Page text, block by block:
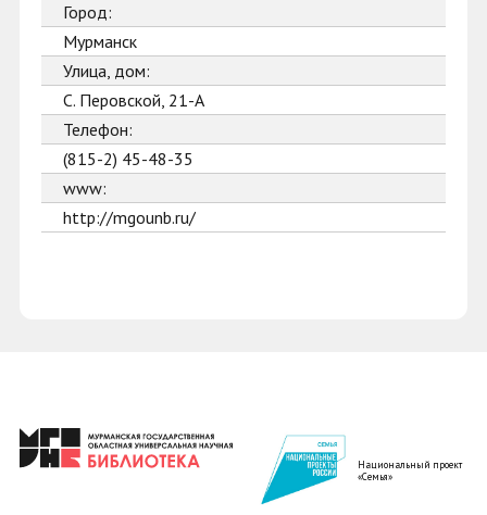
Город:
Мурманск
Улица, дом:
С. Перовской, 21-А
Телефон:
(815-2) 45-48-35
www:
http://mgounb.ru/
Национальный проект
«Семья»